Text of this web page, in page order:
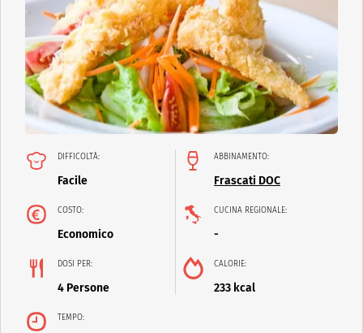
DIFFICOLTÀ:
Facile
ABBINAMENTO:
Frascati DOC
COSTO:
Economico
CUCINA REGIONALE:
-
DOSI PER:
4 Persone
CALORIE:
233 kcal
TEMPO: